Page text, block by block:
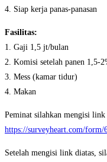
4. Siap kerja panas-panasan
Fasilitas:
1. Gaji 1,5 jt/bulan
2. Komisi setelah panen 1,5-
3. Mess (kamar tidur)
4. Makan
Peminat silahkan mengisi
https://surveyheart.com/form/
Setelah mengisi link diatas,